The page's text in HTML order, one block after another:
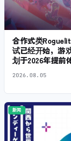
合作式类
试已经开始，游
划于2026年提前
2026.08.05
新闻